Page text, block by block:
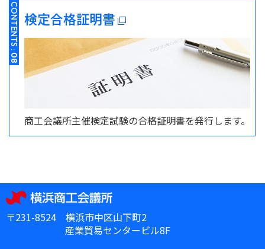
CONTENTS :
08
検定合格証明書
商工会議所主催検定試験の合格証明書を発行します。
〒231-8524 横浜市中区山下町2
産業貿易センタービル8F